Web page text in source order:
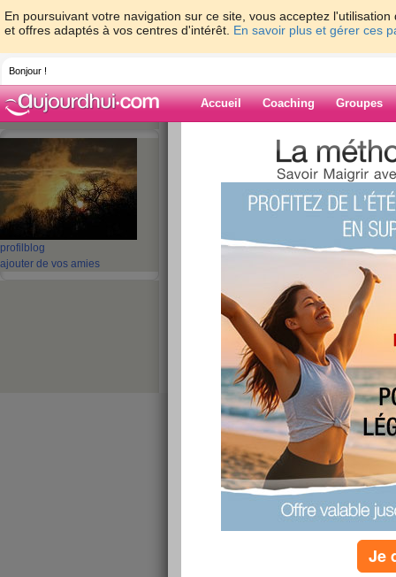
En poursuivant votre navigation sur ce site, vous acceptez
et offres adaptés à vos centres d'intérêt. En savoir plus et gérer ces
Bonjour !
Accueil Coaching Groupes
profil blog
ajouter de vos amies
> > tentative
Blog de Tam9
tentative
On verra bien. Je retente, histoire de laisser le
J'avoue que ce que j'ai connu ici me manque: les
délires, les coups de coeurs, etc...
Alors je vais tenter de me remotiver à venir ici, à
finalement... Et plus de photos de ma
Là j'vais aller vagabonder en courses avec elle,
pour dans 2 mois. C'est que j'ai tout à prévoir en
BiZouilles mes toutes belles
Je